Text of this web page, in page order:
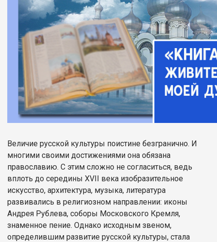
Величие русской культуры поистине безгранично. И
многими своими достижениями она обязана
православию. С этим сложно не согласиться, ведь
вплоть до середины XVII века изобразительное
искусство, архитектура, музыка, литература
развивались в религиозном направлении: иконы
Андрея Рублева, соборы Московского Кремля,
знаменное пение. Однако исходным звеном,
определившим развитие русской культуры, стала